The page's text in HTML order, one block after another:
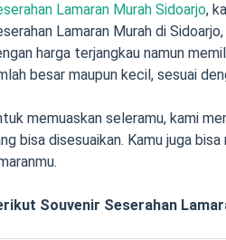
Lamaran Murah Sidoarjo,
Lamaran Murah di
harga terjangkau namun
besar maupun kecil, sesuai
memuaskan seleramu, kami
bisa disesuaikan. Kamu juga
Souvenir Seserahan